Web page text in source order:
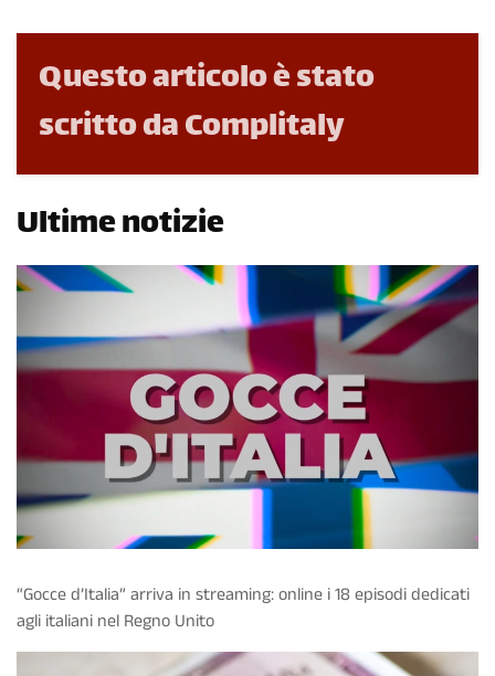
Questo articolo è stato
scritto da Complitaly
Ultime notizie
“Gocce d’Italia” arriva in streaming: online i 18 episodi dedicati
agli italiani nel Regno Unito